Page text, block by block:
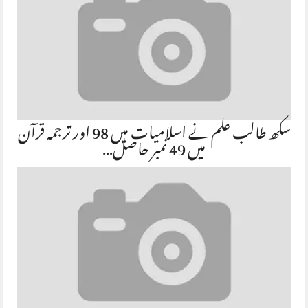
سکھ طالب علم نے اسلامیات میں 98 اور ترجمہ قرآن میں 49 نمبر حاصل…